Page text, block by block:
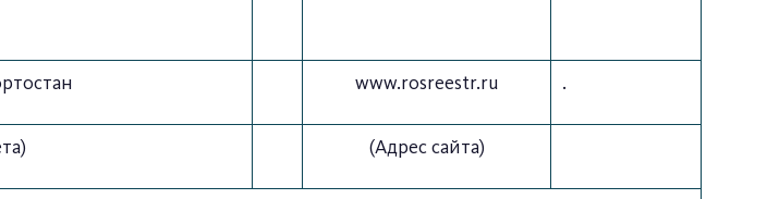
www.rosreestr.ru .
(Адрес сайта)